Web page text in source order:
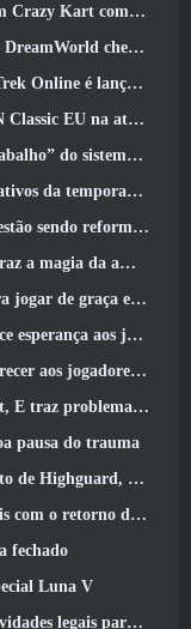
não sabia que queria combinadas
com acesso antecipado
da atualização de “corrupção”
atualização ‘Ignite’
de jogadores do Soulframe
da temporada 6.5
no feedback dos jogadores
de My Little Pony
processará ninguém por isso
aos jogadores
Particularmente divertido
Luna V do Genshin Impact
pausa do trauma
anuncia demissões
do ‘Modo Bank It’
fechado
Luna V
ano novo lunar no Warframe